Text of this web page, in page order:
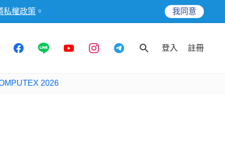
私權政策 。 我同意
登入 註冊
2026